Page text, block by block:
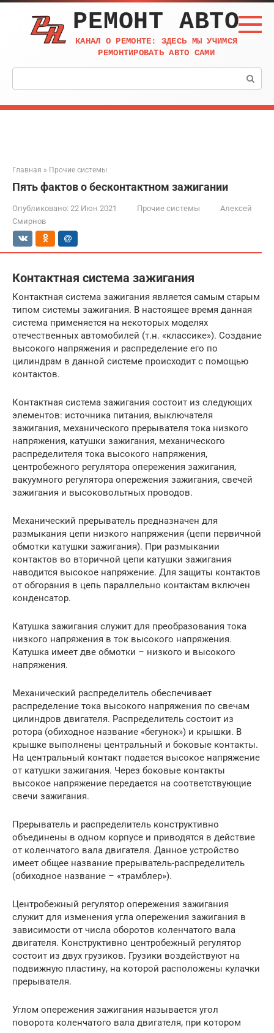
Перейти
контенту
РЕМОНТ АВТО
КАНАЛ О РЕМОНТЕ: ЗДЕСЬ МЫ УЧИМСЯ
РЕМОНТИРОВАТЬ АВТО САМИ
Поиск:
Главная » Прочие системы
Пять фактов о бесконтактном зажигании
Опубликовано: 22 Июн 2021 Прочие системы
Алексей
Смирнов
Контактная система зажигания
Контактная система зажигания является самым старым
типом системы зажигания. В настоящее время данная
система применяется на некоторых моделях
отечественных автомобилей (т.н. «классике»). Создание
высокого напряжения и распределение его по
цилиндрам в данной системе происходит с помощью
контактов.
Контактная система зажигания состоит из следующих
элементов: источника питания, выключателя
зажигания, механического прерывателя тока низкого
напряжения, катушки зажигания, механического
распределителя тока высокого напряжения,
центробежного регулятора опережения зажигания,
вакуумного регулятора опережения зажигания, свечей
зажигания и высоковольтных проводов.
Механический прерыватель предназначен для
размыкания цепи низкого напряжения (цепи первичной
обмотки катушки зажигания). При размыкании
контактов во вторичной цепи катушки зажигания
наводится высокое напряжение. Для защиты контактов
от обгорания в цепь параллельно контактам включен
конденсатор.
Катушка зажигания служит для преобразования тока
низкого напряжения в ток высокого напряжения.
Катушка имеет две обмотки – низкого и высокого
напряжения.
Механический распределитель обеспечивает
распределение тока высокого напряжения по свечам
цилиндров двигателя. Распределитель состоит из
ротора (обиходное название «бегунок») и крышки. В
крышке выполнены центральный и боковые контакты.
На центральный контакт подается высокое напряжение
от катушки зажигания. Через боковые контакты
высокое напряжение передается на соответствующие
свечи зажигания.
Прерыватель и распределитель конструктивно
объединены в одном корпусе и приводятся в действие
от коленчатого вала двигателя. Данное устройство
имеет общее название прерыватель-распределитель
(обиходное название – «трамблер»).
Центробежный регулятор опережения зажигания
служит для изменения угла опережения зажигания в
зависимости от числа оборотов коленчатого вала
двигателя. Конструктивно центробежный регулятор
состоит из двух грузиков. Грузики воздействуют на
подвижную пластину, на которой расположены кулачки
прерывателя.
Углом опережения зажигания называется угол
поворота коленчатого вала двигателя, при котором